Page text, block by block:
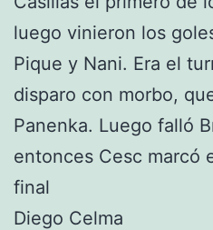
luego vinieron los
Pique y Nani. Era el
disparo con morbo,
Panenka. Luego falló
entonces Cesc marcó
final
Diego Celma